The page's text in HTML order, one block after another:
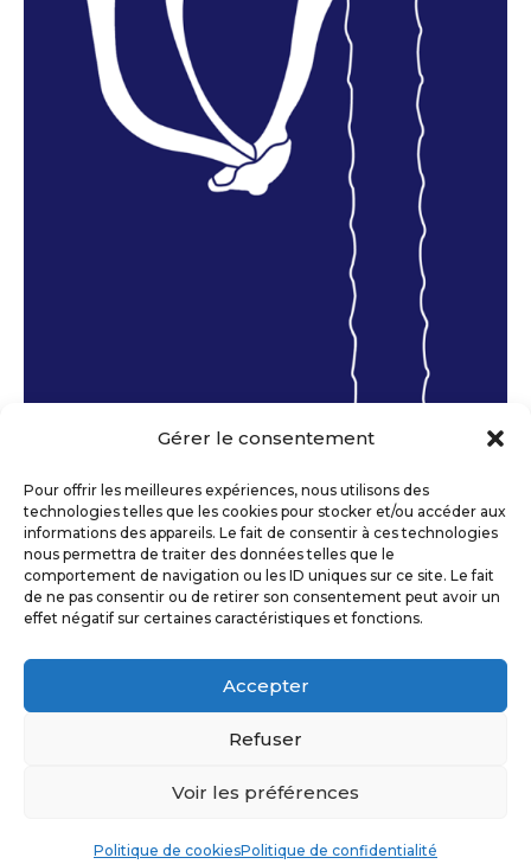
Gérer le consentement
Pour offrir les meilleures expériences, nous utilisons des
technologies telles que les cookies pour stocker et/ou accéder aux
informations des appareils. Le fait de consentir à ces technologies
nous permettra de traiter des données telles que le
comportement de navigation ou les ID uniques sur ce site. Le fait
de ne pas consentir ou de retirer son consentement peut avoir un
effet négatif sur certaines caractéristiques et fonctions.
Accepter
Refuser
Voir les préférences
Politique de cookiesPolitique de confidentialité
DRAGONNES
COMMANDER
POLITIQUE DE COOKIES (UE)
VENTE
MENTIONS LÉGALES